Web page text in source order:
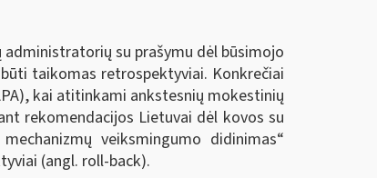
su prašymu dėl būsimojo
taikomas retrospektyviai. Konkrečiai
kai atitinkami ankstesnių mokestinių
rekomendacijos Lietuvai dėl kovos su
veiksmingumo didinimas“
(angl. roll-back).